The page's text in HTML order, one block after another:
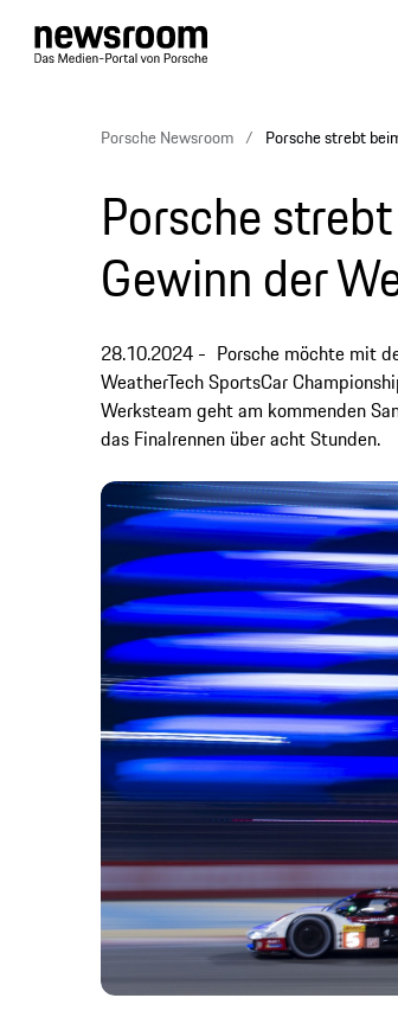
Porsche Newsroom Porsche strebt
Porsche
Gewinn der
28.10.2024
Porsche möchte mit
WeatherTech SportsCar
Werksteam geht am kommenden
das Finalrennen über acht Stunden.